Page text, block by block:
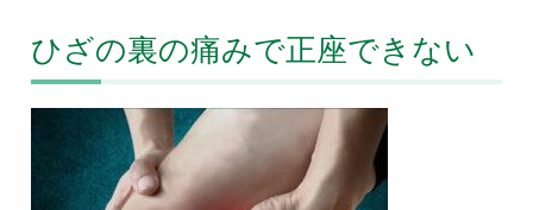
ひざの裏の痛みで正座できない